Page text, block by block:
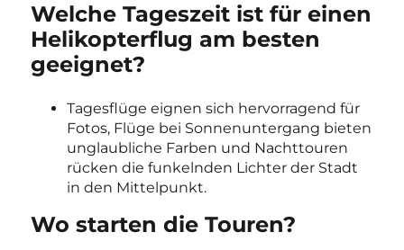
Welche Tageszeit ist für einen
Helikopterflug am besten
geeignet?
Tagesflüge eignen sich hervorragend für
Fotos, Flüge bei Sonnenuntergang bieten
unglaubliche Farben und Nachttouren
rücken die funkelnden Lichter der Stadt
in den Mittelpunkt.
Wo starten die Touren?